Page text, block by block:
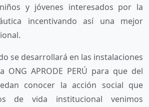
y jóvenes interesados por la
incentivando así una mejor
se desarrollará en las instalaciones
APRODE PERÚ para que del
conocer la acción social que
de vida institucional venimos